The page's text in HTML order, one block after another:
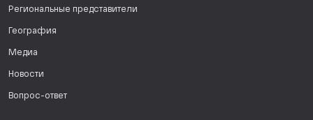
Региональные представители
География
Медиа
Новости
Вопрос-ответ